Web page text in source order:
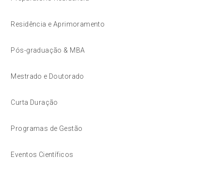
Residência e Aprimoramento
Pós-graduação & MBA
Mestrado e Doutorado
Curta Duração
Programas de Gestão
Eventos Científicos